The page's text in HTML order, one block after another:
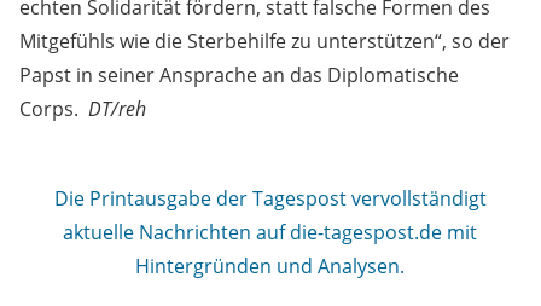
echten Solidarität fördern, statt falsche Formen des
Mitgefühls wie die Sterbehilfe zu unterstützen“, so der
Papst in seiner Ansprache an das Diplomatische
Corps. DT/reh
Die Printausgabe der Tagespost vervollständigt
aktuelle Nachrichten auf die-tagespost.de mit
Hintergründen und Analysen.